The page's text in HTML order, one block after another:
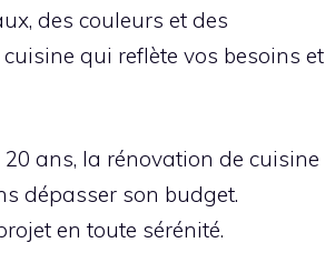
des couleurs et des
qui reflète vos besoins et
ans, la rénovation de cuisine
dépasser son budget.
en toute sérénité.